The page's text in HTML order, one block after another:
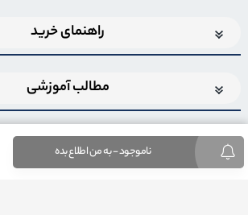
ناموجود - به من اطلاع بده
راهنمای خرید
مطالب آموزشی